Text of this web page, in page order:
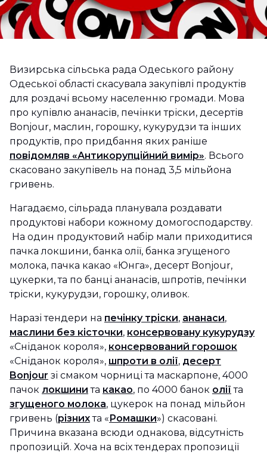
Визирська сільська рада Одеського району
Одеської області​​ скасувала закупівлі продуктів
для роздачі всьому населенню громади. Мова
про купівлю ананасів, печінки тріски, десертів
Bonjour, маслин, горошку, кукурудзи та інших
продуктів, про придбання яких раніше
повідомляв «Антикорупційний вимір». Всього
скасовано закупівель на понад 3,5 мільйона
гривень.
Нагадаємо, сільрада планувала роздавати
продуктові набори кожному домогосподарству.
На один продуктовий набір мали приходитися
пачка локшини, банка олії, банка згущеного
молока, пачка какао «Юнга», десерт Bonjour,
цукерки, та по банці ананасів, шпротів, печінки
тріски, кукурудзи, горошку, оливок.
Наразі тендери на печінку тріски, ананаси,
маслини без кісточки, консервовану кукурудзу
«Сніданок короля», консервований горошок
«Сніданок короля», шпроти в олії, десерт
Bonjour зі смаком чорниці та маскарпоне, 4000
пачок локшини та какао, по 4000 банок олії та
згущеного молока, цукерок на понад мільйон
гривень (різнихта «Ромашки») скасовані.
Причина вказана всюди однакова, відсутність
пропозицій. Хоча на всіх тендерах пропозиції